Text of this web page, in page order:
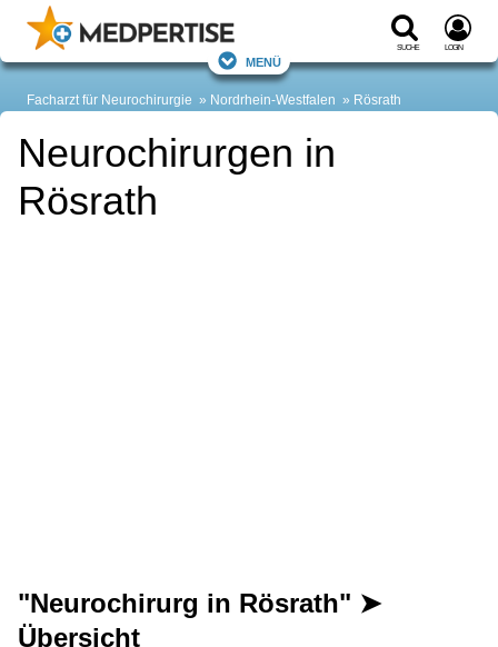
Suche Login
Menü
Facharzt für Neurochirurgie Nordrhein-Westfalen Rösrath
Neurochirurgen in
Rösrath
"Neurochirurg in Rösrath" ➤
Übersicht